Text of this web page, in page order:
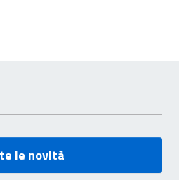
le novità